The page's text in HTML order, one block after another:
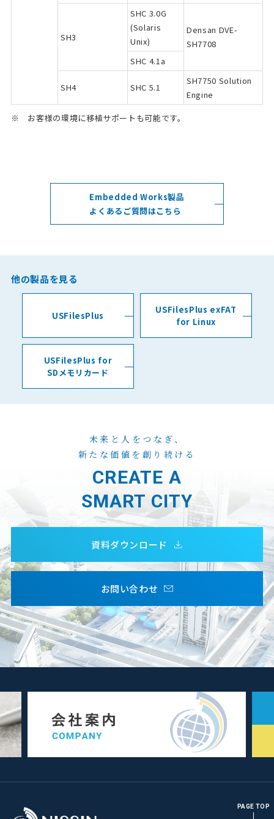
SH3
SHC 3.0G
(Solaris
Unix)
Densan DVE-
SH7708
SHC 4.1a
SH4 SHC 5.1
SH7750 Solution
Engine
※ お客様の環境に移植サポートも可能です。
Embedded Works製品
よくあるご質問はこちら
他の製品を見る
USFilesPlus
USFilesPlus exFAT
for Linux
USFilesPlus for
SDメモリカード
未来と人をつなぎ、
新たな価値を創り続ける
CREATE A
SMART CITY
資料ダウンロード
お問い合わせ
PAGE TOP